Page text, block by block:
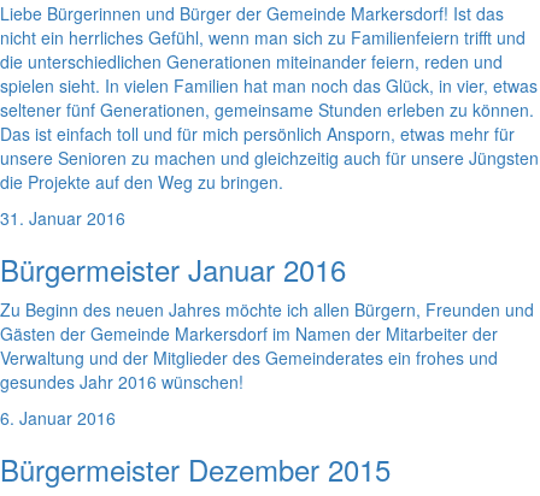
Liebe Bürgerinnen und Bürger der Gemeinde Markersdorf! Ist das
nicht ein herrliches Gefühl, wenn man sich zu Familienfeiern trifft und
die unterschiedlichen Generationen miteinander feiern, reden und
spielen sieht. In vielen Familien hat man noch das Glück, in vier, etwas
seltener fünf Generationen, gemeinsame Stunden erleben zu können.
Das ist einfach toll und für mich persönlich Ansporn, etwas mehr für
unsere Senioren zu machen und gleichzeitig auch für unsere Jüngsten
die Projekte auf den Weg zu bringen.
31. Januar 2016
Bürgermeister Januar 2016
Zu Beginn des neuen Jahres möchte ich allen Bürgern, Freunden und
Gästen der Gemeinde Markersdorf im Namen der Mitarbeiter der
Verwaltung und der Mitglieder des Gemeinderates ein frohes und
gesundes Jahr 2016 wünschen!
6. Januar 2016
Bürgermeister Dezember 2015